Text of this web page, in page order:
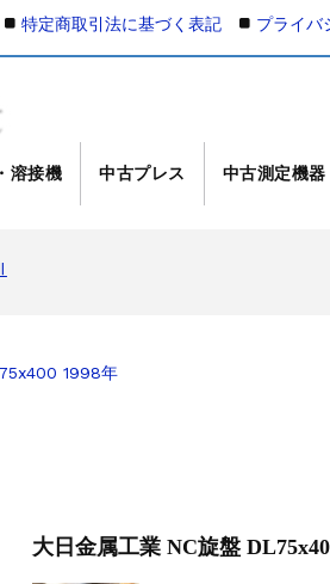
溶接機 中古プレス 中古測定機器
特定商取引法に基づく表記 プライバ
40 2008年製
40 2005年製
40 2008年製
1998年
大日金属工業 NC旋盤